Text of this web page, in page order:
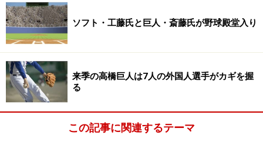
ソフト・工藤氏と巨人・斎藤氏が野球殿堂入り
来季の高橋巨人は7人の外国人選手がカギを握
る
この記事に関連するテーマ